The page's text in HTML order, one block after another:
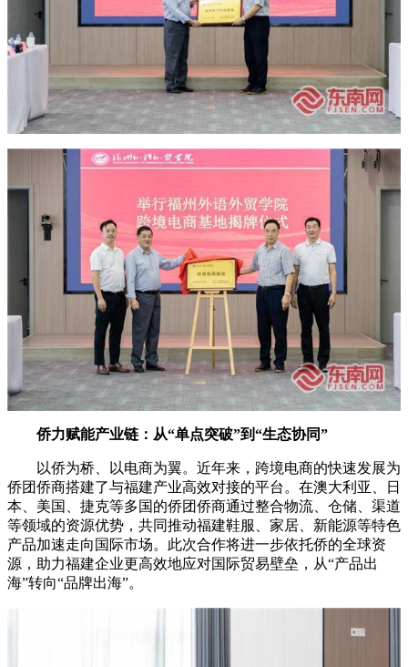
侨力赋能产业链：从“单点突破”到“生态协同”
以侨为桥、以电商为翼。近年来，跨境电商的快速发展为
侨团侨商搭建了与福建产业高效对接的平台。在澳大利亚、日
本、美国、捷克等多国的侨团侨商通过整合物流、仓储、渠道
等领域的资源优势，共同推动福建鞋服、家居、新能源等特色
产品加速走向国际市场。此次合作将进一步依托侨的全球资
源，助力福建企业更高效地应对国际贸易壁垒，从“产品出
海”转向“品牌出海”。